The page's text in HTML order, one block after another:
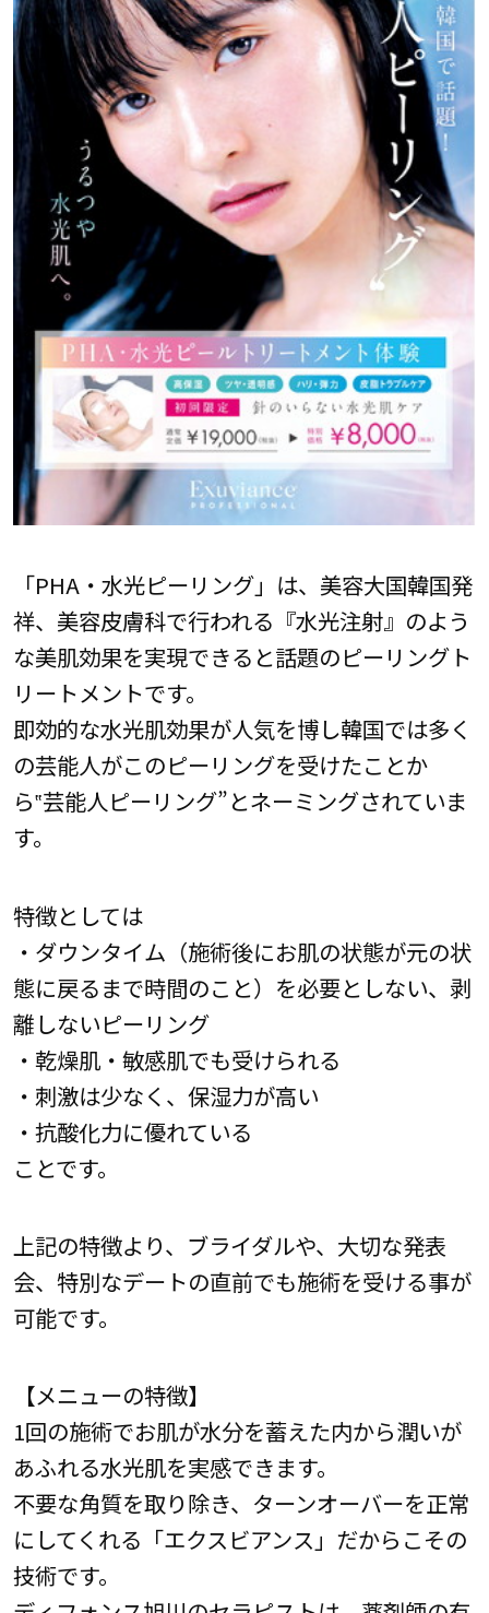
「PHA・水光ピーリング」は、美容大国韓国発
祥、美容皮膚科で行われる『水光注射』のよう
な美肌効果を実現できると話題のピーリングト
リートメントです。
即効的な水光肌効果が人気を博し韓国では多く
の芸能人がこのピーリングを受けたことか
ら‟芸能人ピーリング”とネーミングされていま
す。
特徴としては
・ダウンタイム（施術後にお肌の状態が元の状
態に戻るまで時間のこと）を必要としない、剥
離しないピーリング
・乾燥肌・敏感肌でも受けられる
・刺激は少なく、保湿力が高い
・抗酸化力に優れている
ことです。
上記の特徴より、ブライダルや、大切な発表
会、特別なデートの直前でも施術を受ける事が
可能です。
【メニューの特徴】
1回の施術でお肌が水分を蓄えた内から潤いが
あふれる水光肌を実感できます。
不要な角質を取り除き、ターンオーバーを正常
にしてくれる「エクスビアンス」だからこその
技術です。